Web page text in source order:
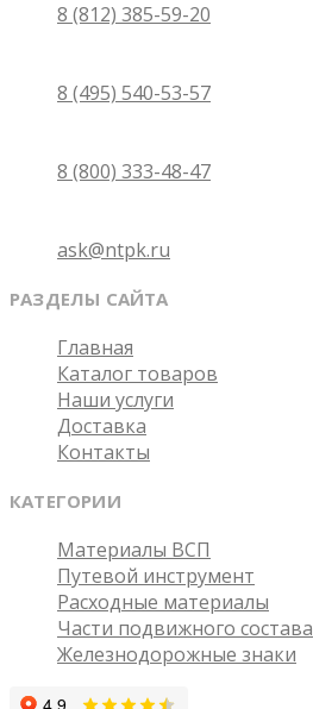
8 (812) 385-59-20
8 (495) 540-53-57
8 (800) 333-48-47
ask@ntpk.ru
РАЗДЕЛЫ САЙТА
Главная
Каталог товаров
Наши услуги
Доставка
Контакты
КАТЕГОРИИ
Материалы ВСП
Путевой инструмент
Расходные материалы
Части подвижного состава
Железнодорожные знаки